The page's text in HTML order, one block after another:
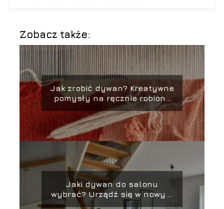
Zobacz także:
Jak zrobić dywan? Kreatywne
pomysły na ręcznie robione
dywany
Jaki dywan do salonu
wybrać? Urządź się w nowym
mieszkaniu!